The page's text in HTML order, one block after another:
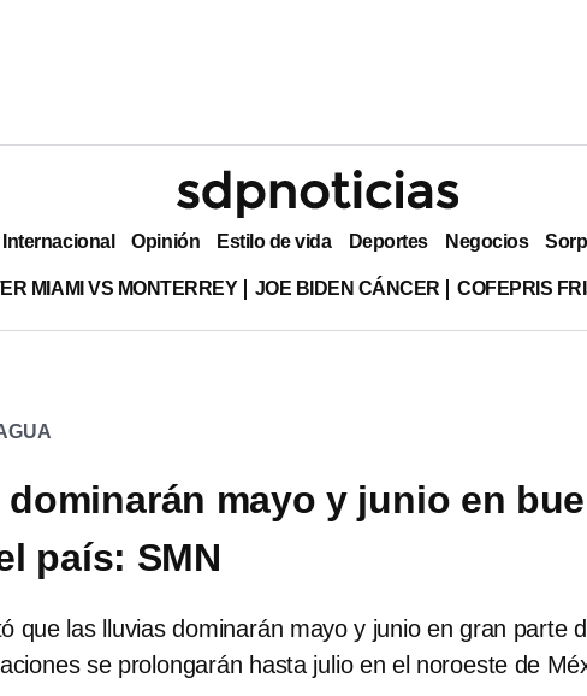
Internacional Opinión Estilo de vida Deportes Negocios
MIAMI VS MONTERREY JOE BIDEN CÁNCER COFEPRIS
mayo y junio en
país: SMN
que las lluvias dominarán mayo y junio en gran parte
se prolongarán hasta julio en el noroeste de